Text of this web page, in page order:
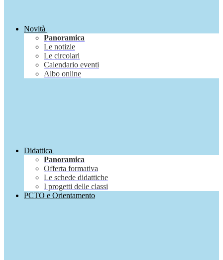
Novità
Panoramica
Le notizie
Le circolari
Calendario eventi
Albo online
Didattica
Panoramica
Offerta formativa
Le schede didattiche
I progetti delle classi
PCTO e Orientamento